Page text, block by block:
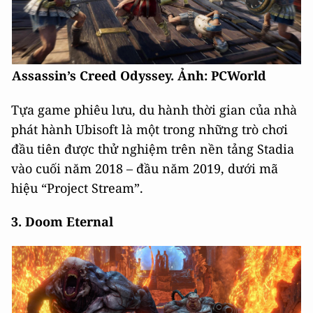
Assassin’s Creed Odyssey. Ảnh: PCWorld
Tựa game phiêu lưu, du hành thời gian của nhà
phát hành Ubisoft là một trong những trò chơi
đầu tiên được thử nghiệm trên nền tảng Stadia
vào cuối năm 2018 – đầu năm 2019, dưới mã
hiệu “Project Stream”.
3. Doom Eternal